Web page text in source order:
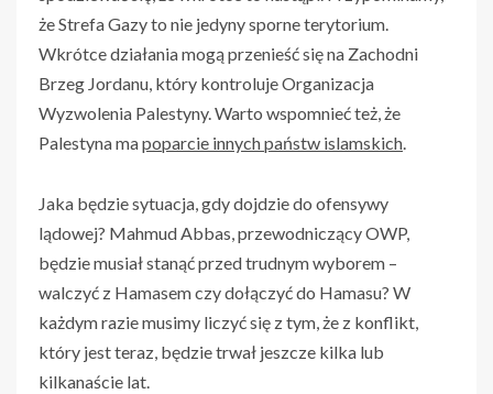
że Strefa Gazy to nie jedyny sporne terytorium.
Wkrótce działania mogą przenieść się na Zachodni
Brzeg Jordanu, który kontroluje Organizacja
Wyzwolenia Palestyny. Warto wspomnieć też, że
Palestyna mapoparcie innych państw islamskich
Jaka będzie sytuacja, gdy dojdzie do ofensywy
lądowej? Mahmud Abbas, przewodniczący OWP,
będzie musiał stanąć przed trudnym wyborem –
walczyć z Hamasem czy dołączyć do Hamasu? W
każdym razie musimy liczyć się z tym, że z konflikt,
który jest teraz, będzie trwał jeszcze kilka lub
kilkanaście lat.